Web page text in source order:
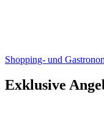
Shopping- und
Exklusive